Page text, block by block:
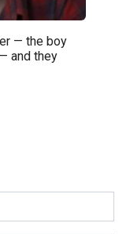
— the boy
and they